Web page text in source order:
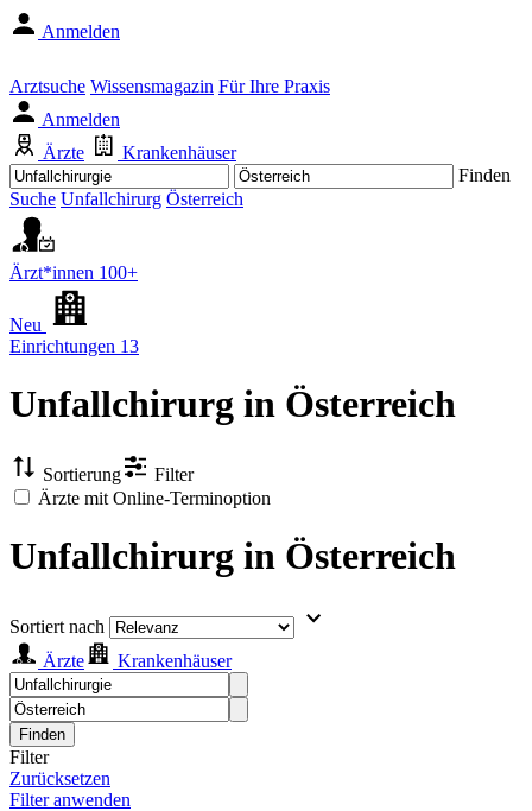
Anmelden
Arztsuche Wissensmagazin Für Ihre Praxis
Anmelden
Ärzte
Krankenhäuser
Finden
Suche Unfallchirurg Österreich
Ärzt*innen 100+
Neu
Einrichtungen 13
Unfallchirurg in Österreich
Sortierung
Filter
Ärzte mit Online-Terminoption
Unfallchirurg in Österreich
Sortiert nach
Ärzte
Krankenhäuser
Finden
Filter
Zurücksetzen
Filter anwenden